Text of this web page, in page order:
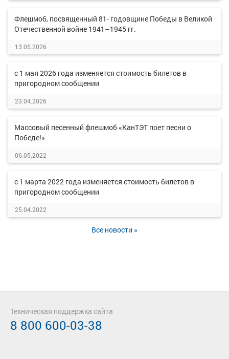
Флешмоб, посвященный 81- годовщине Победы в Великой
Отечественной войне 1941–1945 гг.
13.05.2026
с 1 мая 2026 года изменяется стоимость билетов в
пригородном сообщении
23.04.2026
Массовый песенный флешмоб «КанТЭТ поет песни о
Победе!»
06.05.2022
с 1 марта 2022 года изменяется стоимость билетов в
пригородном сообщении
25.04.2022
Все новости »
Техническая поддержка сайта
8 800 600-03-38